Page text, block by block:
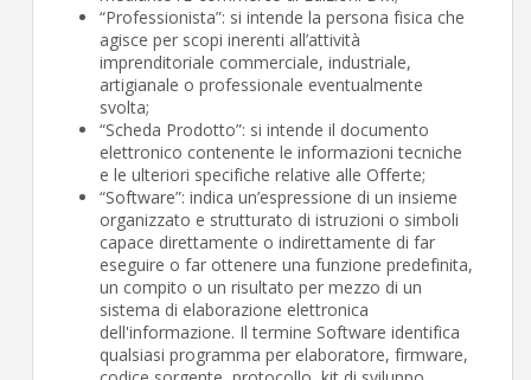
“Professionista”: si intende la persona fisica che
agisce per scopi inerenti all’attività
imprenditoriale commerciale, industriale,
artigianale o professionale eventualmente
svolta;
“Scheda Prodotto”: si intende il documento
elettronico contenente le informazioni tecniche
e le ulteriori specifiche relative alle Offerte;
“Software”: indica un’espressione di un insieme
organizzato e strutturato di istruzioni o simboli
capace direttamente o indirettamente di far
eseguire o far ottenere una funzione predefinita,
un compito o un risultato per mezzo di un
sistema di elaborazione elettronica
dell'informazione. Il termine Software identifica
qualsiasi programma per elaboratore, firmware,